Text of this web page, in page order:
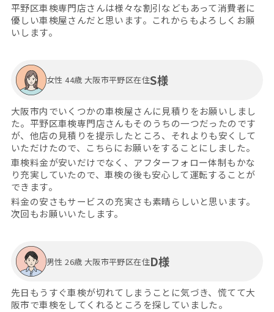
平野区車検専門店さんは様々な割引などもあって消費者に
優しい車検屋さんだと思います。これからもよろしくお願
いします。
女性 44歳 大阪市平野区在住S様
大阪市内でいくつかの車検屋さんに見積りをお願いしまし
た。平野区車検専門店さんもそのうちの一つだったのです
が、他店の見積りを提示したところ、それよりも安くして
いただけたので、こちらにお願いをすることにしました。
車検料金が安いだけでなく、アフターフォロー体制もかな
り充実していたので、車検の後も安心して運転することが
できます。
料金の安さもサービスの充実さも素晴らしいと思います。
次回もお願いいたします。
男性 26歳 大阪市平野区在住D様
先日もうすぐ車検が切れてしまうことに気づき、慌てて大
阪市で車検をしてくれるところを探していました。